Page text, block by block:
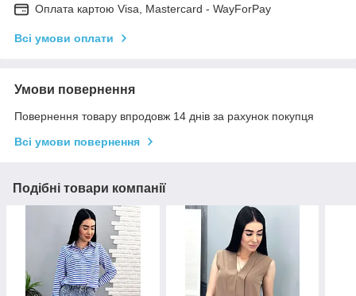
Оплата картою Visa, Mastercard - WayForPay
Всі умови оплати
Умови повернення
Повернення товару впродовж 14 днів за рахунок покупця
Всі умови повернення
Подібні товари компанії